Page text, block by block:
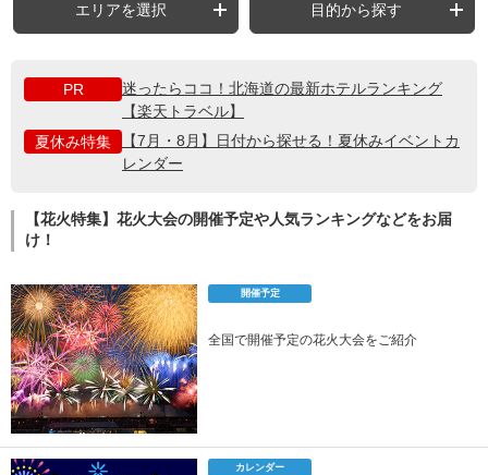
エリアを選択 目的から探す
PR
迷ったらココ！北海道の最新ホテルランキング
【楽天トラベル】
夏休み特集
【7月・8月】日付から探せる！夏休みイベントカ
レンダー
【花火特集】花火大会の開催予定や人気ランキングなどをお届
け！
開催予定
全国で開催予定の花火大会をご紹介
カレンダー